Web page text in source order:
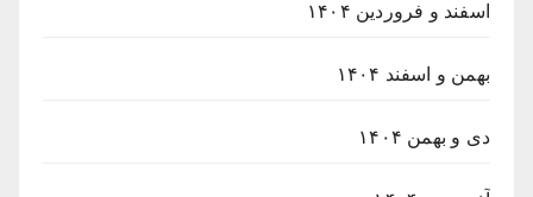
اسفند و فروردین ۱۴۰۴
بهمن و اسفند ۱۴۰۴
دی و بهمن ۱۴۰۴